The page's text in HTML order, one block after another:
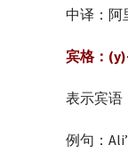
中译：阿
宾格：
表示宾语
例句：Ali’